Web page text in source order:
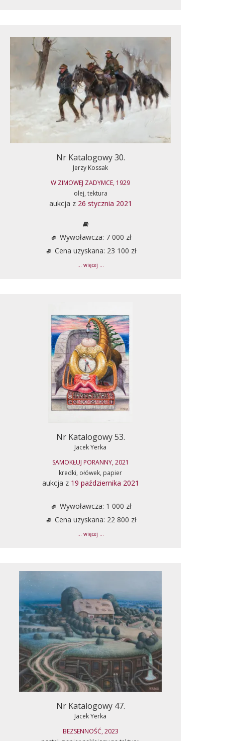
Nr Katalogowy 30.
Jerzy Kossak
W ZIMOWEJ ZADYMCE, 1929
olej, tektura
aukcja z 26 stycznia 2021
Wywoławcza: 7 000 zł
Cena uzyskana: 23 100 zł
... więcej ...
Nr Katalogowy 53.
Jacek Yerka
SAMOKŁUJ PORANNY, 2021
kredki, ołówek, papier
aukcja z 19 października 2021
Wywoławcza: 1 000 zł
Cena uzyskana: 22 800 zł
... więcej ...
Nr Katalogowy 47.
Jacek Yerka
BEZSENNOŚĆ, 2023